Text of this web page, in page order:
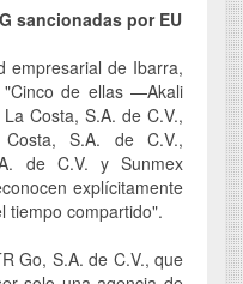
sancionadas por EU
empresarial de Ibarra,
de ellas —Akali
Costa, S.A. de C.V.,
S.A. de C.V.,
de C.V. y Sunmex
explícitamente
tiempo compartido".
Go, S.A. de C.V., que